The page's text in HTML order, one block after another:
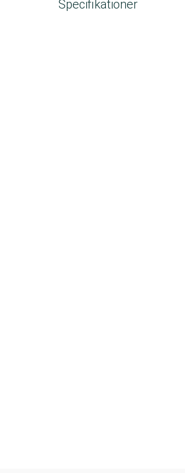
Specifikationer